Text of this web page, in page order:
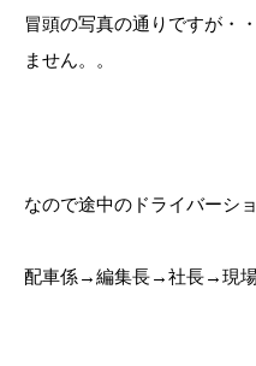
冒頭の写真の通りですが・
ません。。
なので途中のドライバーシ
配車係→編集長→社長→現